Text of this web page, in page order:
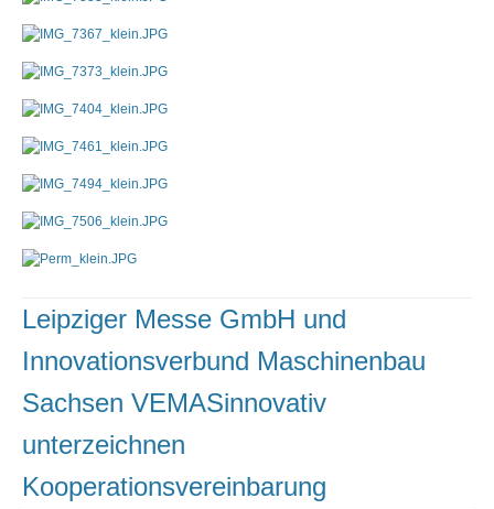
Leipziger Messe GmbH und
Innovationsverbund Maschinenbau
Sachsen VEMASinnovativ
unterzeichnen
Kooperationsvereinbarung